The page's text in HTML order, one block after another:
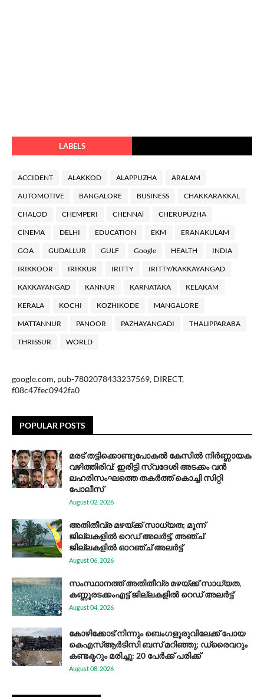
LABELS
ACCIDENT ALAKKOD ALAPPUZHA ARALAM
AUTOMOTIVE BANGALORE BUSINESS CHAKKARAKKAL
CHALOD CHEMPERI CHENNAl CHERUPUZHA
ClNEMA DELHI EDUCATION EKM ERANAKULAM
GOA GUDALLUR GULF Google HEALTH INDIA
IRIKKOOR IRIKKUR IRITTY IRITTY/KAKKAYANGAD
KAKKAYANGAD KANNUR KARNATAKA KELAKAM
KERALA KOCHI KOZHIKODE MANGALORE
MATTANNUR PANOOR PAZHAYANGADI THALIPPARABA
THRISSUR WORLD
google.com, pub-7802078433237569, DIRECT,
f08c47fec0942fa0
POPULAR POSTS
മരട് തട്ടിക്കൊണ്ടുപോകൽ കേസിൽ നിർണ്ണായക
വഴിത്തിരിവ്: ഇരിട്ടി സ്വദേശി അടക്കം വൻ
ലഹരിസംഘത്തെ തകർത്ത് കൊച്ചി സിറ്റി
പോലീസ്
August 02, 2026
അതിതീവ്ര മഴയ്ക്ക് സാധ്യത; മൂന്ന്
ജില്ലകളിൽ റെഡ് അലർട്ട്, അഞ്ച്
ജില്ലകളിൽ ഓറഞ്ച് അലർട്ട്
August 06, 2026
സം​സ്ഥാ​ന​ത്ത് അ​തി​തീ​വ്ര മ​ഴ​യ്ക്ക് സാ​ധ്യ​ത,
കണ്ണൂരടക്കംഎ​ട്ട് ജി​ല്ല​ക​ളി​ൽ റെ​ഡ് അ​ലർ​ട്ട്
August 04, 2026
കോഴിക്കോട് നിന്നും ബെംഗളൂരുവിലേക്ക് പോയ
കെഎസ്ആര്‍ടിസി ബസ് മറിഞ്ഞു; ഡ്രൈവറും
കണ്ടക്ടറും മരിച്ചു: 20 പേര്‍ക്ക് പരിക്ക്
August 08, 2026